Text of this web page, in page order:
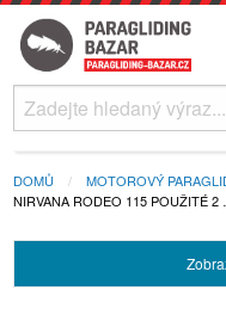
DOMŮ MOTOROVÝ
NIRVANA RODEO 115 POUŽITÉ